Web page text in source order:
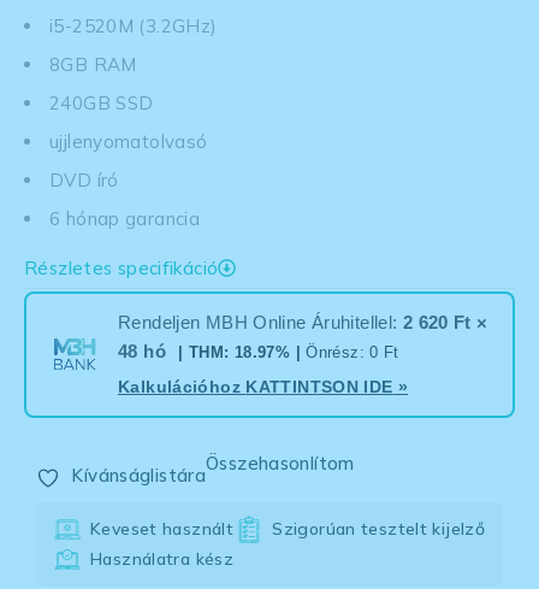
i5-2520M (3.2GHz)
8GB RAM
240GB SSD
ujjlenyomatolvasó
DVD író
6 hónap garancia
Részletes specifikáció
Rendeljen MBH Online Áruhitellel: 2 620 Ft ×
48 hó
| THM: 18.97% |Önrész: 0 Ft
Kalkulációhoz KATTINTSON IDE »
Kívánságlistára
Összehasonlítom
Keveset használt
Szigorúan tesztelt kijelző
Használatra kész